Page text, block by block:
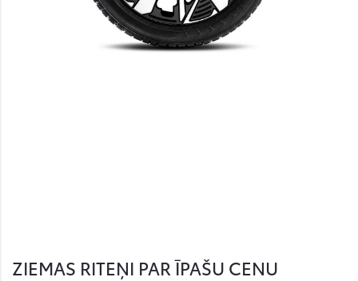
ZIEMAS RITEŅI PAR ĪPAŠU CENU